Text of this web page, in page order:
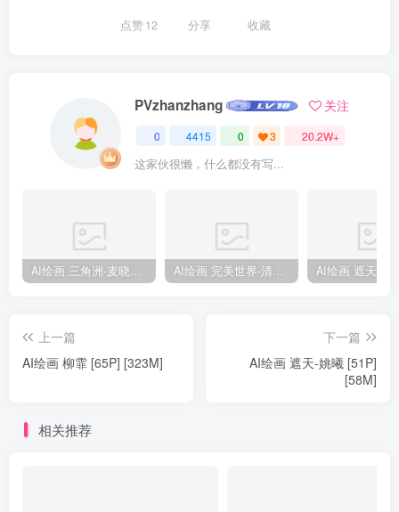
点赞12 分享 收藏
PVzhanzhang 关注
0 4415 0 3 20.2W+
这家伙很懒，什么都没有写...
AI绘画 三角洲-麦晓雯 [15P] [57M] AI绘画 完美世界-清漪 [86P] [1173M]
上一篇
AI绘画 柳霏 [65P] [323M]
下一篇
AI绘画 遮天-姚曦 [51P]
[58M]
相关推荐